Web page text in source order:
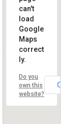
can't
load
Google
Maps
correct
ly.
Do you
own this
website?
OK